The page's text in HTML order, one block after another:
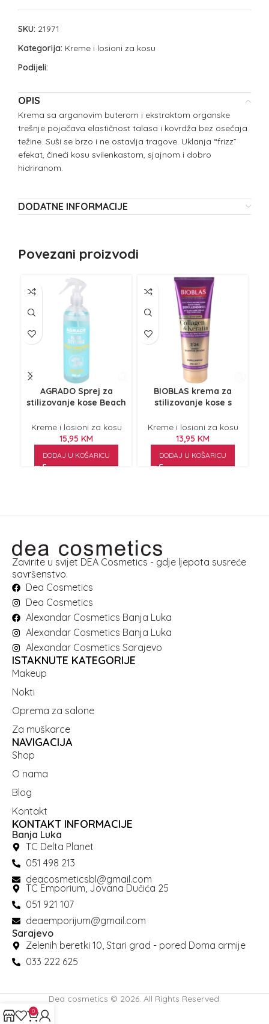
SKU: 21971
Kategorija: Kreme i losioni za kosu
Podijeli:
OPIS
Krema sa arganovim buterom i ekstraktom organske
trešnje pojačava elastičnost talasa i kovrdža bez osećaja
težine. Suši se brzo i ne ostavlja tragove. Uklanja “frizz”
efekat, čineći kosu svilenkastom, sjajnom i dobro
hidriranom.
DODATNE INFORMACIJE
Povezani proizvodi
AGRADO Sprej za
stilizovanje kose Beach
Kreme i losioni za kosu
15,95 KM
DODAJ U KOŠARICU
BIOBLAS krema za
stilizovanje kose s
250ml
Kreme i losioni za kosu
13,95 KM
DODAJ U KOŠARICU
Zavirite u svijet DEA Cosmetics - gdje ljepota susreće
savršenstvo.
Dea Cosmetics
Dea Cosmetics
Alexandar Cosmetics Banja Luka
Alexandar Cosmetics Banja Luka
Alexandar Cosmetics Sarajevo
ISTAKNUTE KATEGORIJE
Makeup
Nokti
Oprema za salone
Za muškarce
NAVIGACIJA
Shop
O nama
Blog
Kontakt
KONTAKT INFORMACIJE
Banja Luka
TC Delta Planet
051 498 213
deacosmeticsbl@gmail.com
TC Emporium, Jovana Dučića 25
051 921 107
deaemporijum@gmail.com
Sarajevo
Zelenih beretki 10, Stari grad - pored Doma armije
033 222 625
Dea cosmetics © 2026. All Rights Reserved.
0